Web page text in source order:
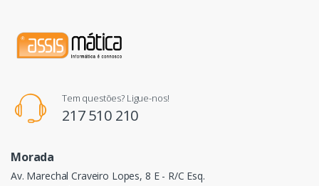
Tem questões? Ligue-nos!
217 510 210
Morada
Av. Marechal Craveiro Lopes, 8 E - R/C Esq.